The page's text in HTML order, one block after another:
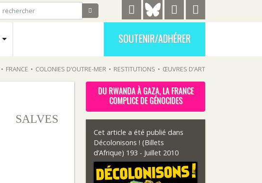
SOUTENIR/ADHÉRER
• FRANCE • COLONIES D’OUTRE-MER • RESTITUTIONS • ŒUVRES D’ART
SALVES
DU RWANDA À GAZA, LA FRANCE
COMPLICE DE GÉNOCIDES
Cet article a été publié dans
Décolonisons ! (Billets
d’Afrique) 193 - Juillet 2010